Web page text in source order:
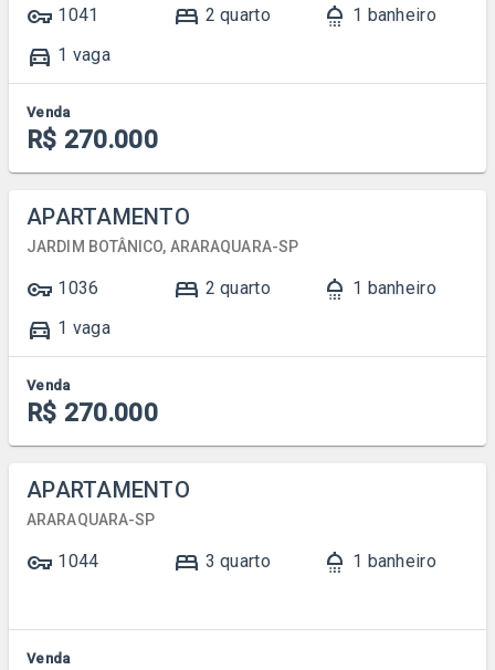
vpn_key 1041 bed 2 quarto shower 1 banheiro
directions_car 1 vaga
Venda
R$ 270.000
APARTAMENTO
JARDIM BOTÂNICO, ARARAQUARA-SP
vpn_key 1036 bed 2 quarto shower 1 banheiro
directions_car 1 vaga
Venda
R$ 270.000
APARTAMENTO
ARARAQUARA-SP
vpn_key 1044 bed 3 quarto shower 1 banheiro
Venda